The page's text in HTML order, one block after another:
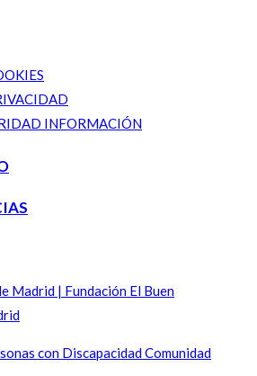
INFORMACIÓN